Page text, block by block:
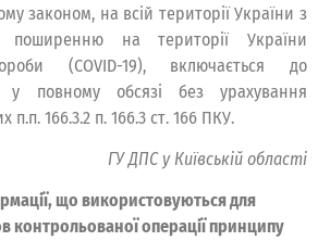
законом, на всій території України з
поширенню на території України
(COVID-19), включається до
у повному обсязі без урахування
166.3.2 п. 166.3 ст. 166 ПКУ.
ГУ ДПС у Київській області
що використовуються для
контрольованої операції принципу